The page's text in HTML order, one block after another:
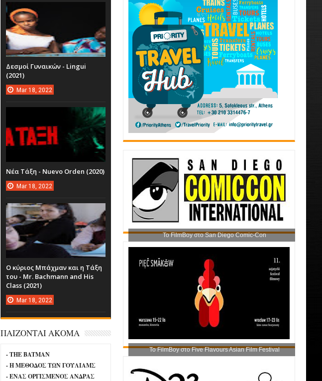
Το FilmBoy στο San Diego Comic-Con
Το FilmBoy στο Five Flavours Asian Film Festival
Δεσμοί Γυναικών - Lingui
(2021)
Mar 18, 2022
Νέα Τάξη - Nuevo Orden (2020)
Mar 18, 2022
Ο κύριος Μπάχμαν και η Τάξη
του - Mr. Bachmann and His
Class (2021)
Mar 18, 2022
ΠΑΙΖΟΝΤΑΙ ΑΚΟΜΑ
- THE BATMAN
- Η ΜΕΘΟΔΟΣ ΤΩΝ ΓΟΥΛΙΑΜΣ
- ΕΝΑΣ ΟΡΓΙΣΜΕΝΟΣ ΑΝΔΡΑΣ